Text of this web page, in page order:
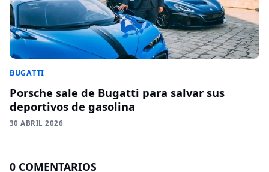
BUGATTI
Porsche sale de Bugatti para salvar sus
deportivos de gasolina
30 ABRIL 2026
0 COMENTARIOS